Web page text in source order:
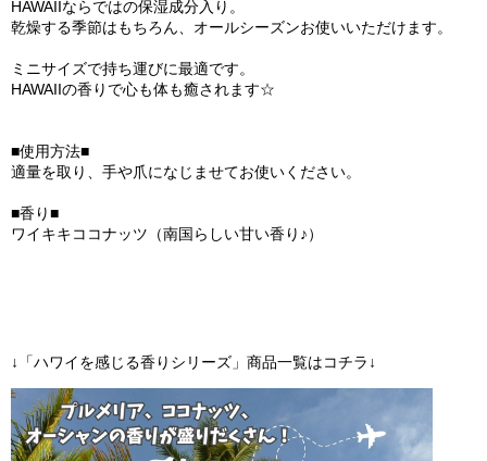
HAWAIIならではの保湿成分入り。
乾燥する季節はもちろん、オールシーズンお使いいただけます。
ミニサイズで持ち運びに最適です。
HAWAIIの香りで心も体も癒されます☆
■使用方法■
適量を取り、手や爪になじませてお使いください。
■香り■
ワイキキココナッツ（南国らしい甘い香り♪）
↓「ハワイを感じる香りシリーズ」商品一覧はコチラ↓